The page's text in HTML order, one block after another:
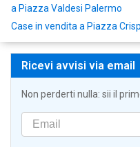
a Piazza Valdesi Palermo
Case in vendita a Piazza
Ricevi avvisi via email
Non perderti nulla: sii il